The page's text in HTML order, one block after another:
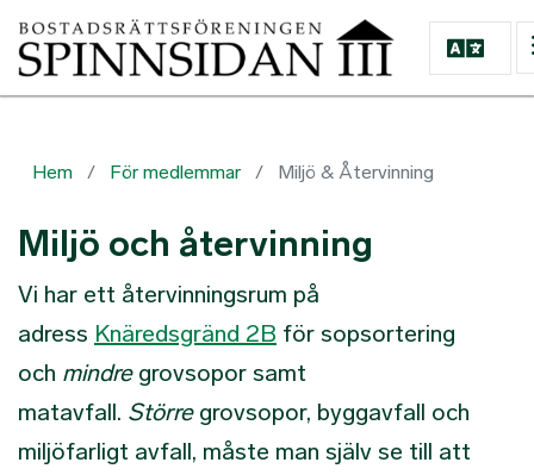
Hem För medlemmar Miljö & Återvinning
Miljö och återvinning
Vi har ett återvinningsrum på
adress Knäredsgränd 2B för sopsortering
och mindregrovsopor samt
matavfall. Störregrovsopor, byggavfall och
miljöfarligt avfall, måste man själv se till att